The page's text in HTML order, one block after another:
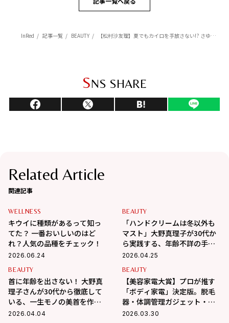
InRed 記事一覧 BEAUTY 【松村沙友理】夏でもカイロを手放さない!? さゆりんご流「冷え性＆むくみ対策」の秘密
SNS SHARE
Related Article
関連記事
WELLNESS
キウイに種類があるって知っ
てた？ 一番おいしいのはど
れ？人気の品種をチェック！
2026.06.24
BEAUTY
「ハンドクリームは冬以外も
マスト」大野真理子が30代か
ら実践する、年齢不詳の手を
作る秘策
2026.04.25
BEAUTY
首に年齢を出さない！ 大野真
理子さんが30代から徹底して
いる、一生モノの美首を作る
習慣
2026.04.04
BEAUTY
【美容家電大賞】プロが推す
「ボディ家電」決定版。脱毛
器・体調管理ガジェット・シ
ェイプアップ…etcの各1位を
2026.03.30